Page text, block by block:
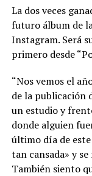
La dos veces
futuro álbum de
Instagram. Será
primero desde
“Nos vemos el
de la publicación
un estudio y
donde alguien
último día de este
tan cansada» y
También siento